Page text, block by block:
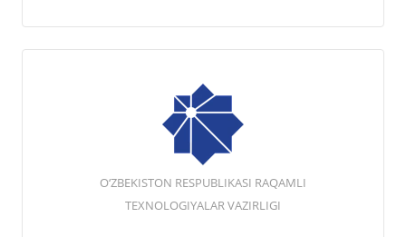
O‘ZBEKISTON RESPUBLIKASI RAQAMLI
TEXNOLOGIYALAR VAZIRLIGI